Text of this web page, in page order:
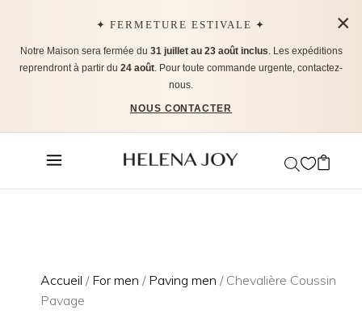
✦ FERMETURE ESTIVALE ✦
Notre Maison sera fermée du 31 juillet au 23 août inclus. Les expéditions
reprendront à partir du 24 août. Pour toute commande urgente, contactez-
nous.
NOUS CONTACTER
×
Accueil / For men / Paving men / Chevalière Coussin
Pavage